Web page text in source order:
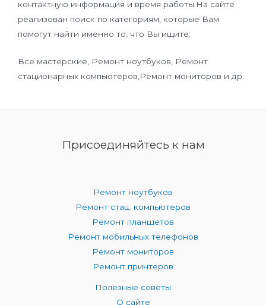
контактную информация и время работы.На сайте
реализован поиск по категориям, которые Вам
помогут найти именно то, что Вы ищите:
Все мастерские, Ремонт ноутбуков, Ремонт
стационарных компьютеров,Ремонт мониторов и др.
Присоединяйтесь к нам
Ремонт ноутбуков
Ремонт стац. компьютеров
Ремонт планшетов
Ремонт мобильных телефонов
Ремонт мониторов
Ремонт принтеров
Полезные советы
О сайте